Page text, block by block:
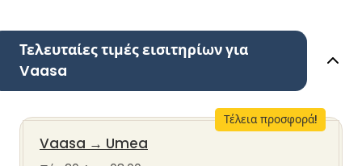
Τελευταίες τιμές εισιτηρίων για
Vaasa
Τέλεια προσφορά!
Vaasa → Umea